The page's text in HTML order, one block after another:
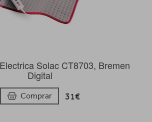
Solac CT8703, Bremen
Digital
Comprar 31€